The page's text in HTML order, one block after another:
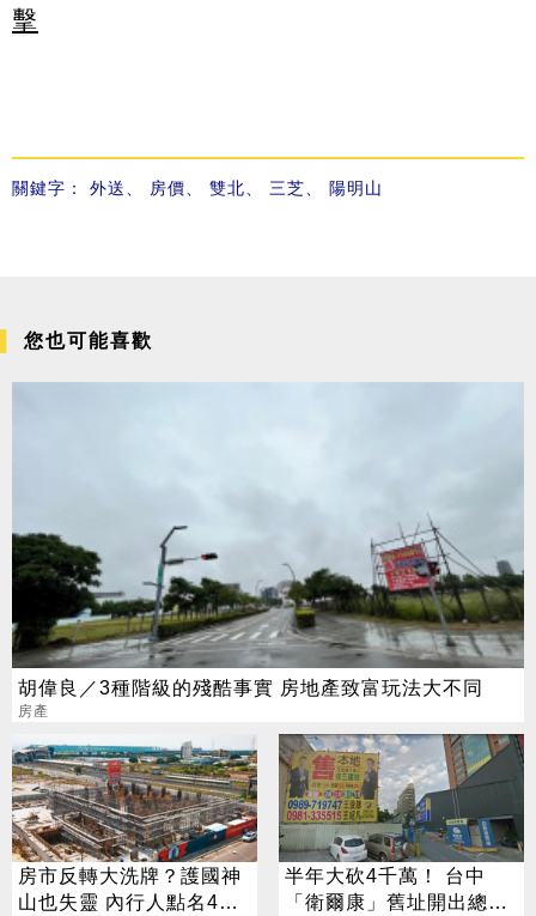
擊
關鍵字： 外送 房價 雙北 三芝 陽明山
您也可能喜歡
胡偉良／3種階級的殘酷事實 房地產致富玩法大不同
房產
房市反轉大洗牌？護國神
山也失靈 內行人點名4區
半年大砍4千萬！ 台中
「衛爾康」舊址開出總價